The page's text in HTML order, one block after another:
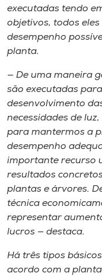
executadas tendo
objetivos, todos
desempenho
planta.
— De uma maneira
são executadas
desenvolvimento
necessidades de
para mantermos a
desempenho
importante recurso
resultados
plantas e árvores.
técnica
representar
lucros — destaca.
Há três tipos
acordo com a